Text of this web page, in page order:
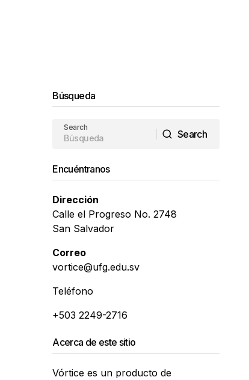
Búsqueda
Search
Search
Encuéntranos
Dirección
Calle el Progreso No. 2748
San Salvador
Correo
vortice@ufg.edu.sv
Teléfono
+503 2249-2716
Acerca de este sitio
Vórtice es un producto de